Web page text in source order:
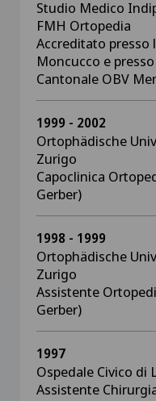
Studio Medico
FMH Ortopedia
Accreditato presso
Moncucco e
Cantonale OBV
1999 - 2002
Ortophädische
Zurigo
Capoclinica
Gerber)
1998 - 1999
Ortophädische
Zurigo
Assistente
Gerber)
1997
Ospedale Civico di
Assistente